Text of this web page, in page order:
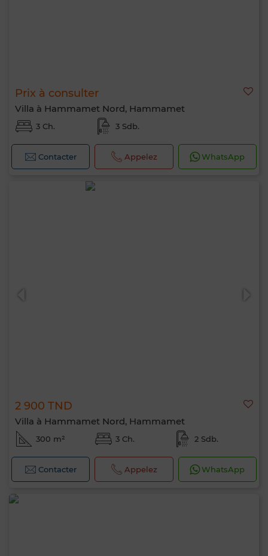
Prix à consulter
Villa à Hammamet Nord, Hammamet
3 Ch. 3 Sdb.
Contacter Appelez WhatsApp
2 900 TND
Villa à Hammamet Nord, Hammamet
300 m² 3 Ch. 2 Sdb.
Contacter Appelez WhatsApp